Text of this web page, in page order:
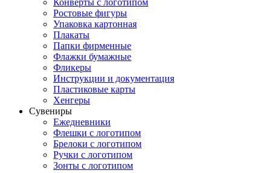
Конверты с логотипом
Ростовые фигуры
Упаковка картонная
Плакаты
Папки фирменные
Флажки бумажные
Фликеры
Инструкции и документация
Пластиковые карты
Хенгеры
Сувениры
Ежедневники
Флешки с логотипом
Брелоки с логотипом
Ручки с логотипом
Зонты с логотипом